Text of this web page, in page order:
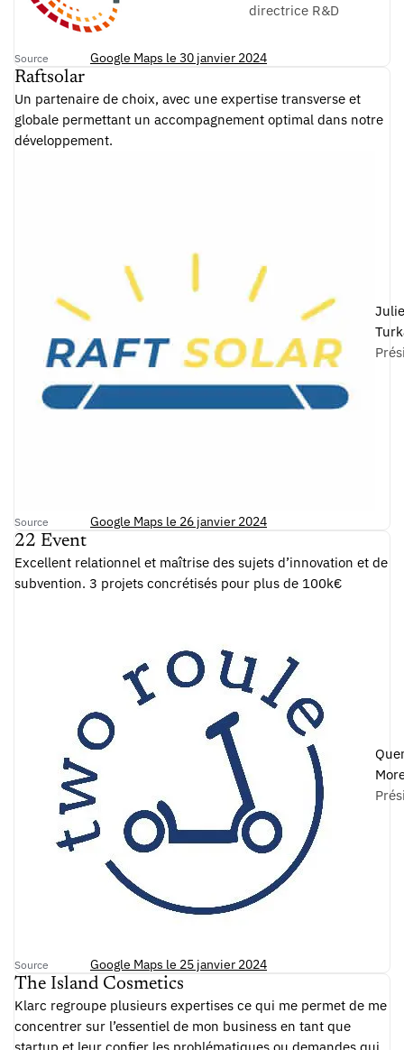
directrice R&D
Source Google Maps le 30 janvier 2024
Raftsolar
Un partenaire de choix, avec une expertise transverse et
globale permettant un accompagnement optimal dans notre
développement.
Source Google Maps le 26 janvier 2024
22 Event
Excellent relationnel et maîtrise des sujets d’innovation et de
subvention. 3 projets concrétisés pour plus de 100k€
Source Google Maps le 25 janvier 2024
The Island Cosmetics
Klarc regroupe plusieurs expertises ce qui me permet de me
concentrer sur l’essentiel de mon business en tant que
startup et leur confier les problématiques ou demandes qui